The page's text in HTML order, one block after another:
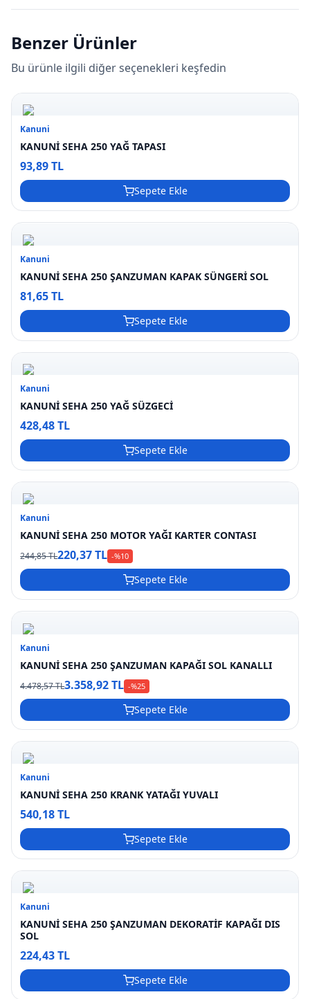
Benzer Ürünler
Bu ürünle ilgili diğer seçenekleri keşfedin
Kanuni
KANUNİ SEHA 250 YAĞ TAPASI
93,89 TL
Sepete Ekle
Kanuni
KANUNİ SEHA 250 ŞANZUMAN KAPAK SÜNGERİ SOL
81,65 TL
Sepete Ekle
Kanuni
KANUNİ SEHA 250 YAĞ SÜZGECİ
428,48 TL
Sepete Ekle
Kanuni
KANUNİ SEHA 250 MOTOR YAĞI KARTER CONTASI
244,85 TL220,37 TL -%10
Sepete Ekle
Kanuni
KANUNİ SEHA 250 ŞANZUMAN KAPAĞI SOL KANALLI
4.478,57 TL3.358,92 TL -%25
Sepete Ekle
Kanuni
KANUNİ SEHA 250 KRANK YATAĞI YUVALI
540,18 TL
Sepete Ekle
Kanuni
KANUNİ SEHA 250 ŞANZUMAN DEKORATİF KAPAĞI DIS
SOL
224,43 TL
Sepete Ekle